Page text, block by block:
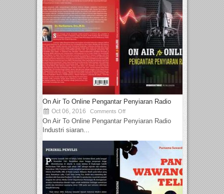
On Air To Online Pengantar Penyiaran Radio
Oct 06, 2016 Comments Off
On Air To Online Pengantar Penyiaran Radio
Industri siaran...